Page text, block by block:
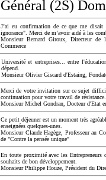
Général (2S)
J’ai eu confirmation de ce que me disait
ignorance". Merci de m’avoir aidé à les
Monsieur Bernard Giroux, Directeur de
Commerce
Université et entreprises... entre
dépend.
Monsieur Olivier Giscard d'Estaing,
Merci de votre invitation sur ce sujet
continuation pour votre travail de
Monsieur Michel Gondran, Docteur d'Etat
Ce petit déjeuner est un moment très
enseignées quelques-unes.
Monsieur Claude Hagège, Professeur au
de "Contre la pensée unique"
En toute proximité avec les
souhaits de bon développement.
Monsieur Philippe Houze, Président du